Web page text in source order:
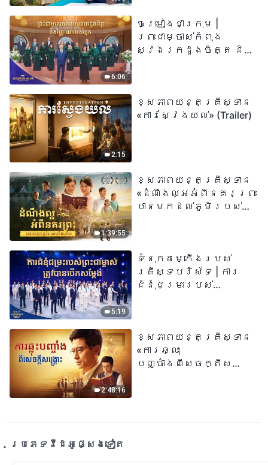
មានជីវិតអស់កល្ប
ជានិច្ច» មានន័យដូច
ម្តេចពិតប្រាកដ?
6:06
ចម្រៀងជាក្រុម |
ព្រះជាម្ចាស់កំពុង
ស្វែងរកដួងចិត្ត និង
2:15
ខ្សែភាពយន្តគ្រីស្ទាន
«ការស្វែងយល់» (Trailer)
1:39:55
ខ្សែភាពយន្តគ្រីស្ទាន
«ដំណឹងល្អអំពីនគរព្រះ
បានមកដល់​ភូមិរបស់
5:19
ទំនុកតម្កើង​របស់​
គ្រីស្ទបរិស័ទ | ការ
ជំនុំជម្រះរបស់
2:48:16
ខ្សែភាពយន្តគ្រីស្ទាន
«ការឆ្លុះ
បញ្ចាំងពីសេចក្តីសង្រ្គោះ»
ប្រភេទ​វីដេអូ​ផ្សេង​ទៀត​